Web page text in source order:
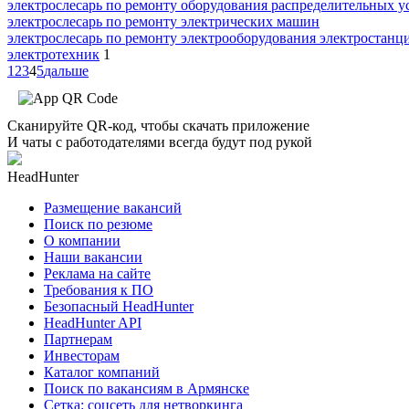
электрослесарь по ремонту оборудования распределительных
электрослесарь по ремонту электрических машин
электрослесарь по ремонту электрооборудования
электротехник 1
1 2345дальше
Сканируйте QR-код, чтобы скачать приложение
И чаты с работодателями всегда будут под рукой
HeadHunter
Размещение вакансий
Поиск по резюме
О компании
Наши вакансии
Реклама на сайте
Требования к ПО
Безопасный HeadHunter
HeadHunter API
Партнерам
Инвесторам
Каталог компаний
Поиск по вакансиям в Армянске
Сетка: соцсеть для нетворкинга